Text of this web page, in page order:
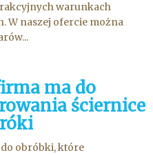
warunkach
W naszej ofercie można
ma do
ściernice
obróbki, które